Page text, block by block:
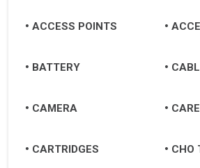
ACCESS POINTS
BATTERY
CAMERA
CARTRIDGES CHO